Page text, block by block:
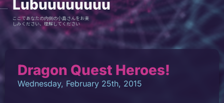
Lubuuuuuuuu
ここであなたの内側の小島さんをお楽
しみください、理解してください
Dragon Quest Heroes!
Wednesday, February 25th, 2015